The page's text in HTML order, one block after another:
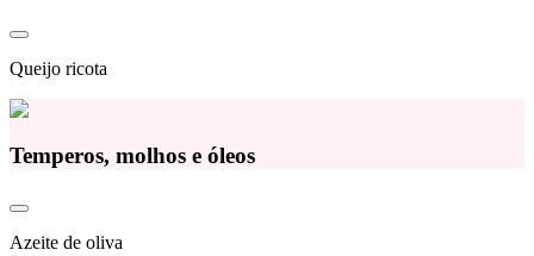
Queijo ricota
Temperos, molhos e óleos
Azeite de oliva